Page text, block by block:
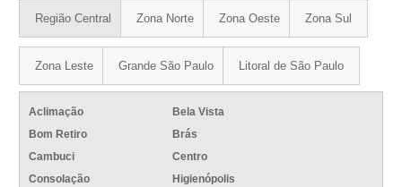
Região Central Zona Norte Zona Oeste Zona Sul
Zona Leste Grande São Paulo Litoral de São Paulo
Aclimação
Bela Vista
Bom Retiro
Brás
Cambuci
Centro
Consolação
Higienópolis